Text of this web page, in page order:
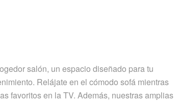
salón, un espacio diseñado para tu
Relájate en el cómodo sofá mientras
favoritos en la TV. Además, nuestras amplias